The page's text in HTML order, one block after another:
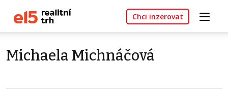
Chci inzerovat
Michaela Michnáčová